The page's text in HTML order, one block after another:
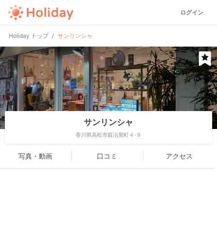
ログイン
Holiday トップ サンリンシャ
サンリンシャ
香川県高松市鍛冶屋町４-９
写真・動画 口コミ アクセス